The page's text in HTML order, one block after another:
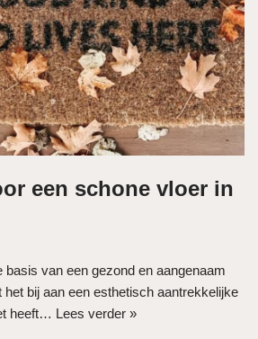
een schone vloer in
basis van een gezond en aangenaam
het bij aan een esthetisch aantrekkelijke
heeft… Lees verder »